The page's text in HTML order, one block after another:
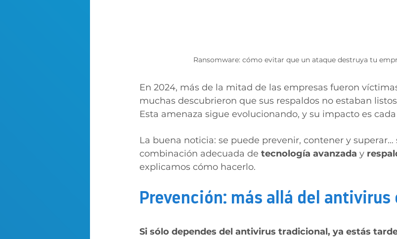
Ransomware: cómo evitar que un ataque destruya tu
En 2024, más de la mitad de las empresas fueron
muchas descubrieron que sus respaldos no estaban
Esta amenaza sigue evolucionando, y su impacto es
La buena noticia: se puede prevenir, contener y superar…
combinación adecuada de tecnología avanzada y
explicamos cómo hacerlo.
Prevención: más allá del antivirus
Si sólo dependes del antivirus tradicional, ya estás